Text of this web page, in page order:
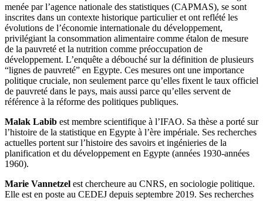
menée par l’agence nationale des statistiques (CAPMAS), se sont
inscrites dans un contexte historique particulier et ont reflété les
évolutions de l’économie internationale du développement,
privilégiant la consommation alimentaire comme étalon de mesure
de la pauvreté et la nutrition comme préoccupation de
développement. L’enquête a débouché sur la définition de plusieurs
“lignes de pauvreté” en Egypte. Ces mesures ont une importance
politique cruciale, non seulement parce qu’elles fixent le taux officiel
de pauvreté dans le pays, mais aussi parce qu’elles servent de
référence à la réforme des politiques publiques.
Malak Labib est membre scientifique à l’IFAO. Sa thèse a porté sur
l’histoire de la statistique en Egypte à l’ère impériale. Ses recherches
actuelles portent sur l’histoire des savoirs et ingénieries de la
planification et du développement en Egypte (années 1930-années
1960).
Marie Vannetzel est chercheure au CNRS, en sociologie politique.
Elle est en poste au CEDEJ depuis septembre 2019. Ses recherches